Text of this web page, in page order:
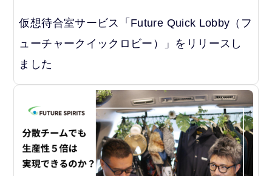
仮想待合室サービス「Future Quick Lobby（フ
ューチャークイックロビー）」をリリースし
ました